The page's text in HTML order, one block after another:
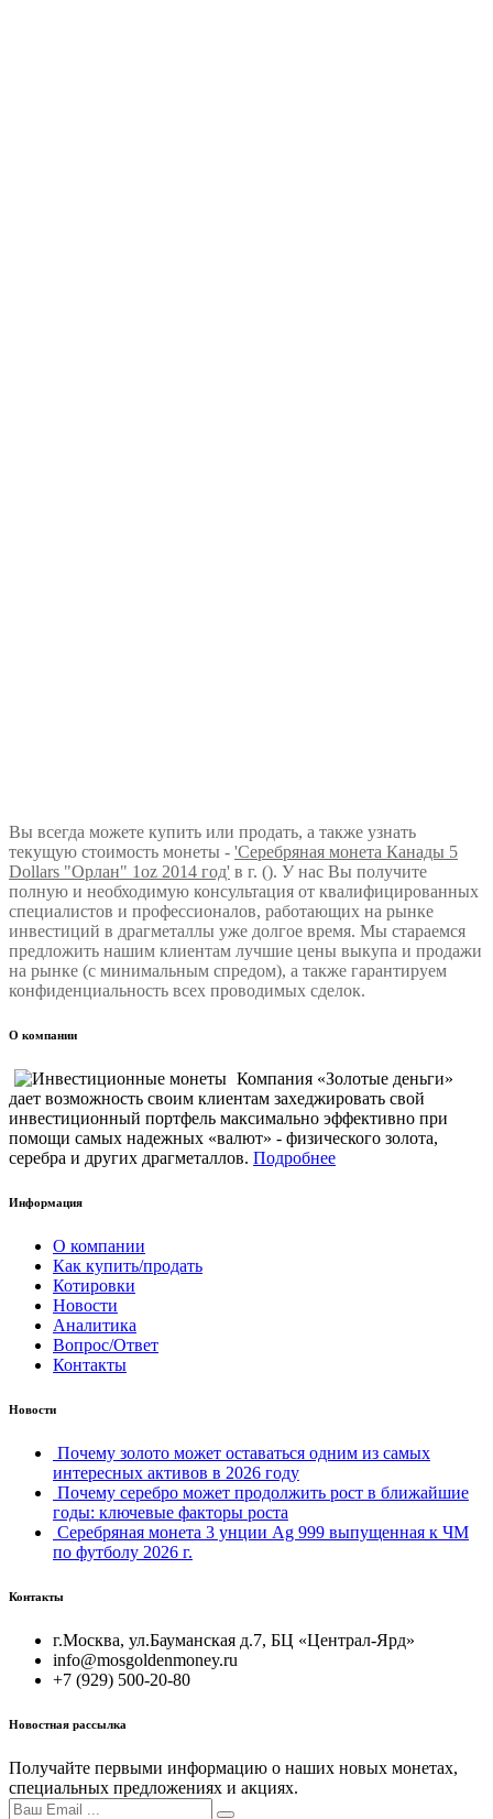
Вы всегда можете купить или продать, а также узнать
текущую стоимость монеты - 'Серебряная монета Канады 5
Dollars "Орлан" 1oz 2014 год' в г. (). У нас Вы получите
полную и необходимую консультация от квалифицированных
специалистов и профессионалов, работающих на рынке
инвестиций в драгметаллы уже долгое время. Мы стараемся
предложить нашим клиентам лучшие цены выкупа и продажи
на рынке (с минимальным спредом), а также гарантируем
конфиденциальность всех проводимых сделок.
О компании
Компания «Золотые деньги»
дает возможность своим клиентам захеджировать свой
инвестиционный портфель максимально эффективно при
помощи самых надежных «валют» - физического золота,
серебра и других драгметаллов. Подробнее
Информация
О компании
Как купить/продать
Котировки
Новости
Аналитика
Вопрос/Ответ
Контакты
Новости
Почему золото может оставаться одним из самых
интересных активов в 2026 году
Почему серебро может продолжить рост в ближайшие
годы: ключевые факторы роста
Серебряная монета 3 унции Ag 999 выпущенная к ЧМ
по футболу 2026 г.
Контакты
г.Москва, ул.Бауманская д.7, БЦ «Централ-Ярд»
info@mosgoldenmoney.ru
+7 (929) 500-20-80
Новостная рассылка
Получайте первыми информацию о наших новых монетах,
специальных предложениях и акциях.